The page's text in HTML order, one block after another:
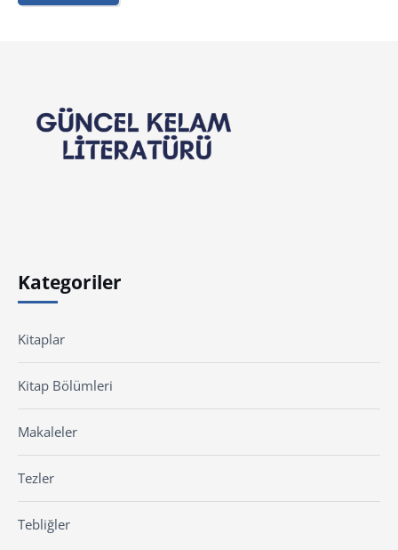
Kategoriler
Kitaplar
Kitap Bölümleri
Makaleler
Tezler
Tebliğler